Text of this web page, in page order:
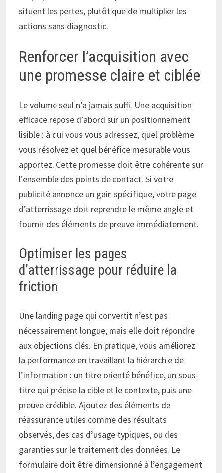
situent les pertes, plutôt que de multiplier les
actions sans diagnostic.
Renforcer l’acquisition avec
une promesse claire et ciblée
Le volume seul n’a jamais suffi. Une acquisition
efficace repose d’abord sur un positionnement
lisible : à qui vous vous adressez, quel problème
vous résolvez et quel bénéfice mesurable vous
apportez. Cette promesse doit être cohérente sur
l’ensemble des points de contact. Si votre
publicité annonce un gain spécifique, votre page
d’atterrissage doit reprendre le même angle et
fournir des éléments de preuve immédiatement.
Optimiser les pages
d’atterrissage pour réduire la
friction
Une landing page qui convertit n’est pas
nécessairement longue, mais elle doit répondre
aux objections clés. En pratique, vous améliorez
la performance en travaillant la hiérarchie de
l’information : un titre orienté bénéfice, un sous-
titre qui précise la cible et le contexte, puis une
preuve crédible. Ajoutez des éléments de
réassurance utiles comme des résultats
observés, des cas d’usage typiques, ou des
garanties sur le traitement des données. Le
formulaire doit être dimensionné à l’engagement